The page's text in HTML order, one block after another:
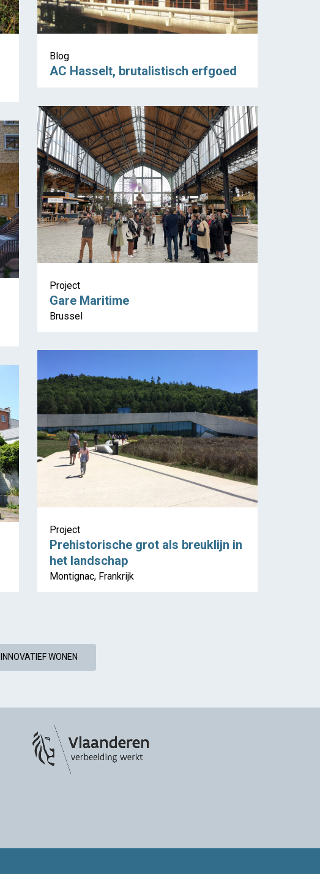
Blog
AC Hasselt, brutalistisch erfgoed
Project
Gare Maritime
Brussel
Project
Prehistorische grot als breuklijn in
het landschap
Montignac, Frankrijk
INNOVATIEF WONEN